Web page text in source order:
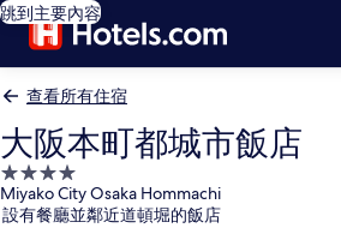
跳到主要內容
查看所有住宿
大阪本町都城市飯店
4.0
星
級
Miyako City Osaka Hommachi
設有餐廳並鄰近道頓堀的飯店